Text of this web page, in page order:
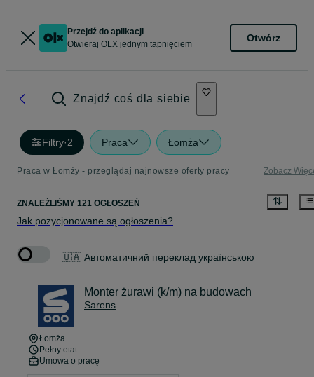
Przejdź do aplikacji
Otwieraj OLX jednym tapnięciem
Otwórz
Znajdź coś dla siebie
Filtry·2 Praca Łomża
Praca w Łomży - przeglądaj najnowsze oferty pracy Zobacz
ZNALEŹLIŚMY 121 OGŁOSZEŃ
Jak pozycjonowane są ogłoszenia?
🇺🇦 Автоматичний переклад українською
Monter żurawi (k/m) na budowach
Sarens
Łomża
Pełny etat
Umowa o pracę